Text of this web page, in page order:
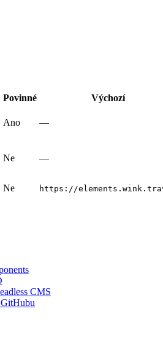
Povinné Výchozí
Ano —
Ne —
Ne https://
CMS